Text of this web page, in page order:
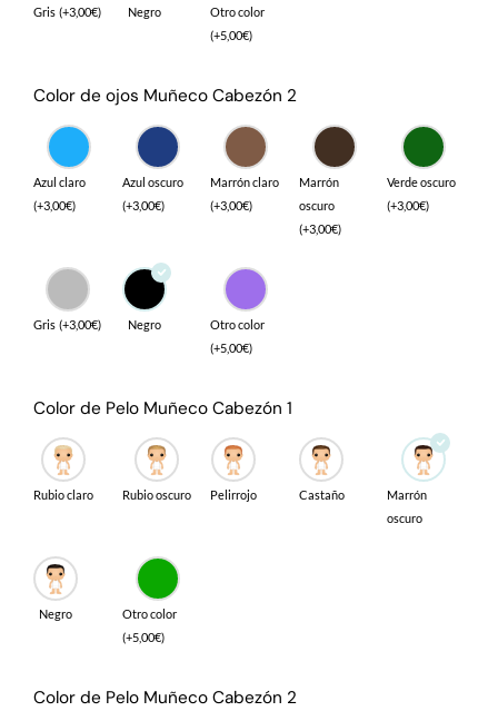
Gris (+3,00€) Negro
Otro color
(+5,00€)
Color de ojos Muñeco Cabezón 2
Azul claro
(+3,00€)
Azul oscuro
(+3,00€)
Marrón claro
(+3,00€)
Marrón
oscuro
(+3,00€)
Verde oscuro
(+3,00€)
Gris (+3,00€) Negro
Otro color
(+5,00€)
Color de Pelo Muñeco Cabezón 1
Rubio claro Rubio oscuro Pelirrojo Castaño
Marrón
oscuro
Negro
Otro color
(+5,00€)
Color de Pelo Muñeco Cabezón 2